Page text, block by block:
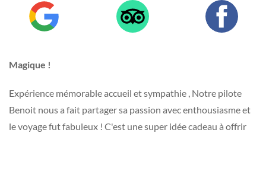
Magique !
Expérience mémorable accueil et sympathie , Notre pilote
Benoit nous a fait partager sa passion avec enthousiasme et
le voyage fut fabuleux ! C'est une super idée cadeau à offrir